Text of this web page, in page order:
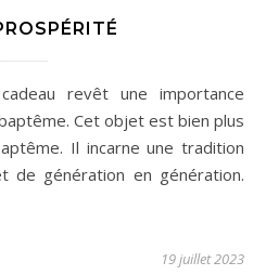
Cet objet est bien plus
Il incarne une tradition
de génération en génération.
19 juillet 2023